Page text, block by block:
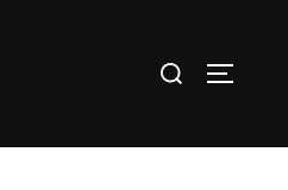
Rechercher :